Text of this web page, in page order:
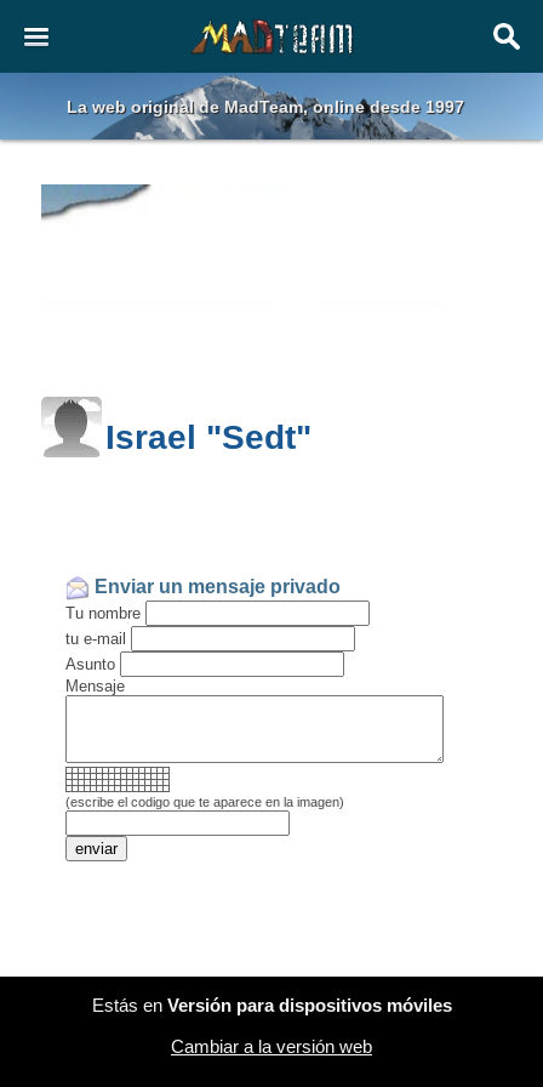
La web original de MadTeam, online desde 1997
Israel "Sedt"
Enviar un mensaje privado
Tu nombre
tu e-mail
Asunto
Mensaje
(escribe el codigo que te aparece en la imagen)
Estás en Versión para dispositivos móviles
Cambiar a la versión web